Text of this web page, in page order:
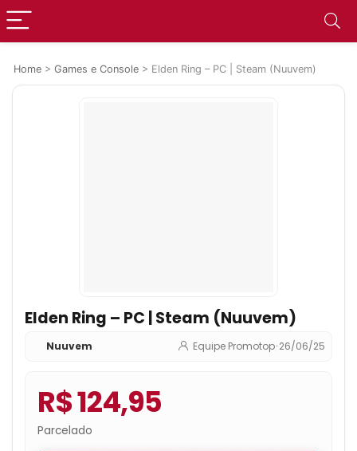
Home > Games e Console > Elden Ring – PC | Steam (Nuuvem)
Elden Ring – PC | Steam (Nuuvem)
Nuuvem Equipe Promotop•26/06/25
R$ 124,95
Parcelado